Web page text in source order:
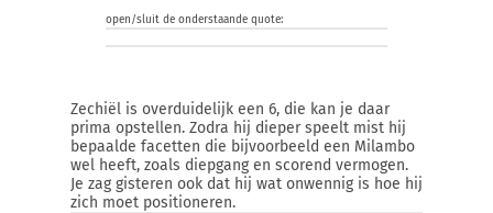
open/sluit de onderstaande quote:
Zechiël is overduidelijk een 6, die kan je daar
prima opstellen. Zodra hij dieper speelt mist hij
bepaalde facetten die bijvoorbeeld een Milambo
wel heeft, zoals diepgang en scorend vermogen.
Je zag gisteren ook dat hij wat onwennig is hoe hij
zich moet positioneren.